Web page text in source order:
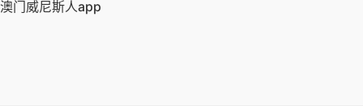
澳门威尼斯人app